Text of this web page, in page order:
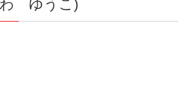
わ ゆうこ)